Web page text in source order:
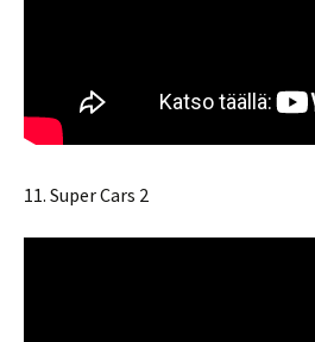
11. Super Cars 2